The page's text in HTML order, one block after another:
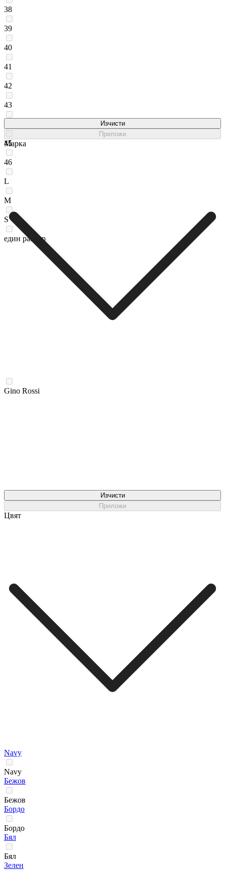
38
39
40
41
42
43
45
46
L
M
S
един размер
Изчисти
Приложи
Марка
Gino Rossi
Изчисти
Приложи
Цвят
Navy
Navy
Бежов
Бежов
Бордо
Бордо
Бял
Бял
Зелен